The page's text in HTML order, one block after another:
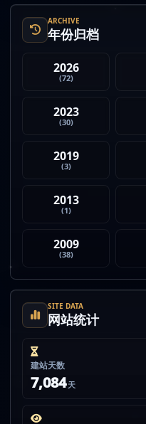
ARCHIVE
年份归档
2026
(72)
2023
(30)
2019
(3)
2013
(1)
2009
(38)
SITE DATA
网站统计
建站天数
7,084 天